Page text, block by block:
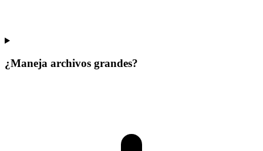
¿Maneja archivos grandes?